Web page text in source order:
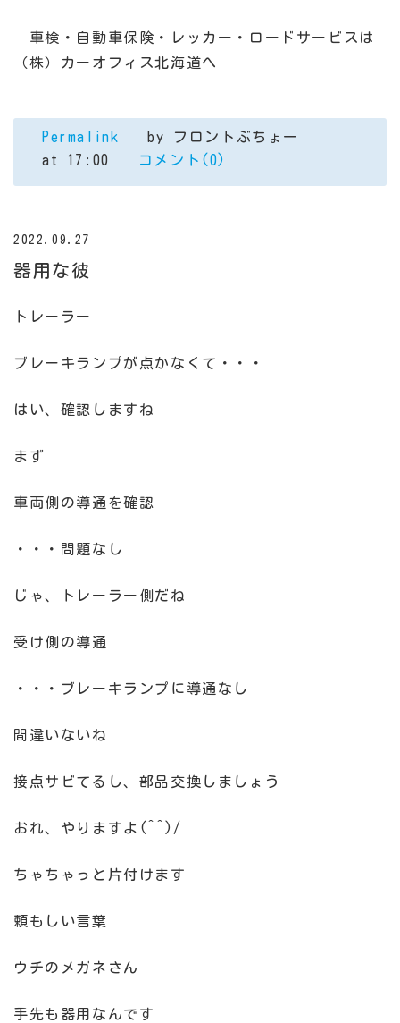
車検・自動車保険・レッカー・ロードサービスは
（株）カーオフィス北海道へ
Permalink
by フロントぶちょー
at 17:00
コメント(0)
2022.09.27
器用な彼
トレーラー
ブレーキランプが点かなくて・・・
はい、確認しますね
まず
車両側の導通を確認
・・・問題なし
じゃ、トレーラー側だね
受け側の導通
・・・ブレーキランプに導通なし
間違いないね
接点サビてるし、部品交換しましょう
おれ、やりますよ(^^)/
ちゃちゃっと片付けます
頼もしい言葉
ウチのメガネさん
手先も器用なんです